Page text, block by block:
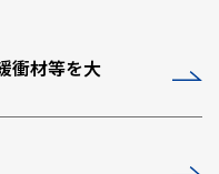
衝材等を大